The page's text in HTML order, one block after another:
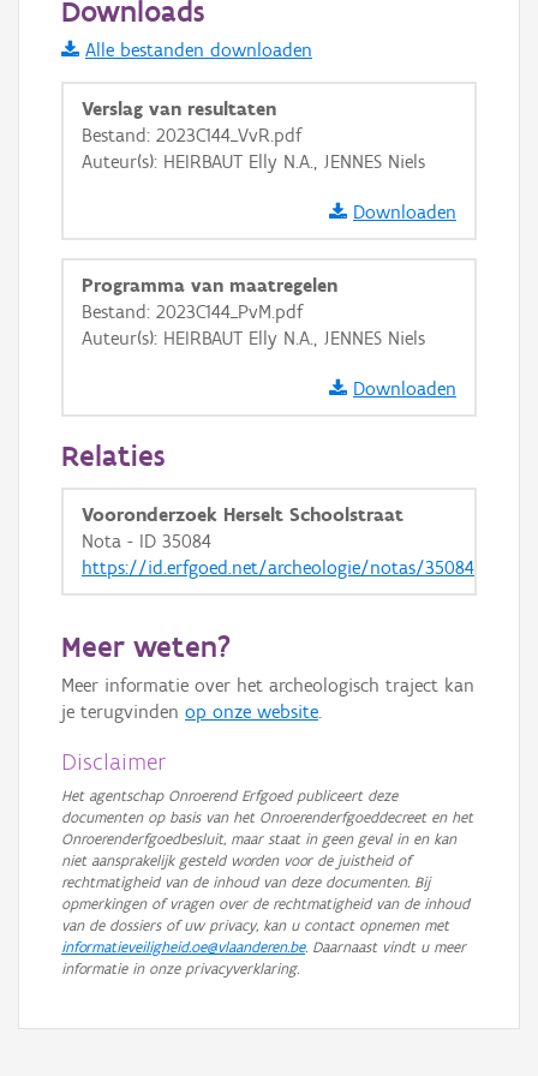
Informatie Vlaanderen
i
+ −
Basis Lagen
GRB-Basiskaart in grijswaarden
Downloads
Alle bestanden downloaden
Verslag van resultaten
Bestand: 2023C144_VvR.pdf
Auteur(s): HEIRBAUT Elly N.A., JENNES Niels
Downloaden
Programma van maatregelen
Bestand: 2023C144_PvM.pdf
Auteur(s): HEIRBAUT Elly N.A., JENNES Niels
Downloaden
Relaties
Vooronderzoek Herselt Schoolstraat
Nota - ID 35084
https://id.erfgoed.net/archeologie/notas/35084
Meer weten?
Meer informatie over het archeologisch traject kan
je terugvinden op onze website.
Disclaimer
Het agentschap Onroerend Erfgoed publiceert deze
documenten op basis van het Onroerenderfgoeddecreet en het
Onroerenderfgoedbesluit, maar staat in geen geval in en kan
niet aansprakelijk gesteld worden voor de juistheid of
rechtmatigheid van de inhoud van deze documenten. Bij
opmerkingen of vragen over de rechtmatigheid van de inhoud
van de dossiers of uw privacy, kan u contact opnemen met
informatieveiligheid.oe@vlaanderen.be. Daarnaast vindt u meer
informatie in onze privacyverklaring.